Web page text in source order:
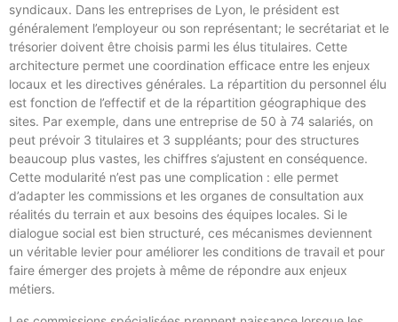
syndicaux. Dans les entreprises de Lyon, le président est
généralement l’employeur ou son représentant; le secrétariat et le
trésorier doivent être choisis parmi les élus titulaires. Cette
architecture permet une coordination efficace entre les enjeux
locaux et les directives générales. La répartition du personnel élu
est fonction de l’effectif et de la répartition géographique des
sites. Par exemple, dans une entreprise de 50 à 74 salariés, on
peut prévoir 3 titulaires et 3 suppléants; pour des structures
beaucoup plus vastes, les chiffres s’ajustent en conséquence.
Cette modularité n’est pas une complication : elle permet
d’adapter les commissions et les organes de consultation aux
réalités du terrain et aux besoins des équipes locales. Si le
dialogue social est bien structuré, ces mécanismes deviennent
un véritable levier pour améliorer les conditions de travail et pour
faire émerger des projets à même de répondre aux enjeux
métiers.